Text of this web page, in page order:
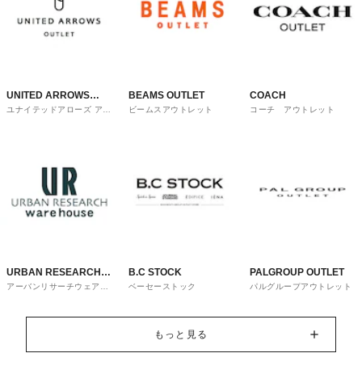
UNITED ARROWS
OUTLET
ユナイテッドアローズ アウ
BEAMS OUTLET
ビームスアウトレット
COACH
コーチ アウトレット
URBAN RESEARCH
ware house
アーバンリサーチウェアハ
B.C STOCK
ベーセーストック
PALGROUP OUTLET
パルグループアウトレット
もっと見る